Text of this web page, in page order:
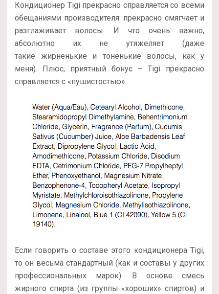
Кондиционер Tigi прекрасно справляется со всеми
обещаниями производителя: прекрасно смягчает и
разглаживает волосы. И что очень важно,
абсолютно их не утяжеляет (даже
такие жирненькие и тоненькие волосы, как у
меня). Плюс, приятный бонус – Tigi прекрасно
справляется с «пушистостью».
Если говорить о составе этого кондиционера Tigi,
то он весьма стандартный (как и составы у других
профессиональных марок). В основе смесь
жирного спирта (из группы «хороших» спиртов) и